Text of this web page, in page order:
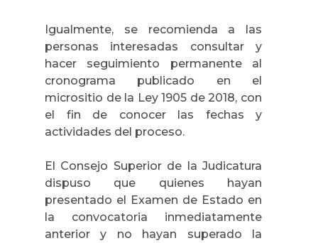
Igualmente, se recomienda a las
personas interesadas consultar y
hacer seguimiento permanente al
cronograma publicado en el
micrositio de la Ley 1905 de 2018, con
el fin de conocer las fechas y
actividades del proceso.
El Consejo Superior de la Judicatura
dispuso que quienes hayan
presentado el Examen de Estado en
la convocatoria inmediatamente
anterior y no hayan superado la